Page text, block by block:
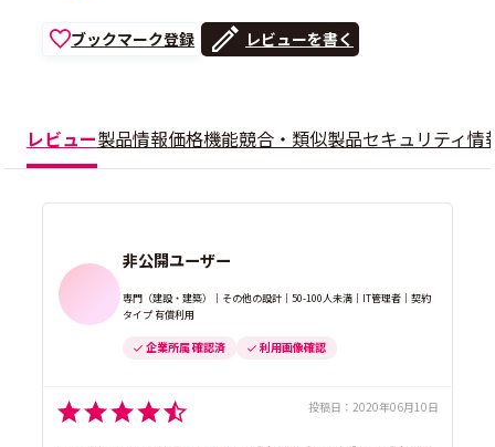
ブックマーク登録 レビューを書く
レビュー製品情報価格機能競合・類似製品セキュリティ情
非公開ユーザー
専門（建設・建築）｜その他の設計｜50-100人未満｜IT管理者｜契約
タイプ 有償利用
企業所属 確認済 利用画像確認
投稿日： 2020年06月10日